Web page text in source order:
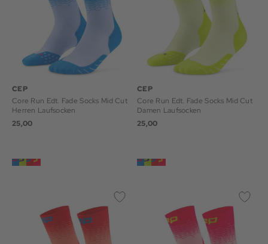
CEP
Core Run Edt. Fade Socks Mid Cut
Herren Laufsocken
25,00
CEP
Core Run Edt. Fade Socks Mid Cut
Damen Laufsocken
25,00